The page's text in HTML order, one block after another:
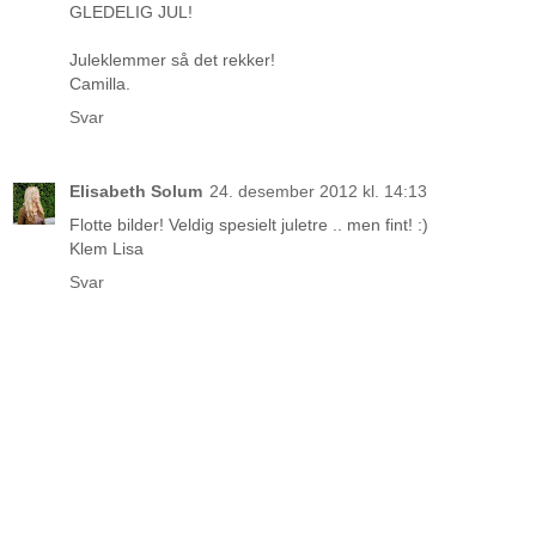
GLEDELIG JUL!
Juleklemmer så det rekker!
Camilla.
Svar
Elisabeth Solum 24. desember 2012 kl. 14:13
Flotte bilder! Veldig spesielt juletre .. men fint! :)
Klem Lisa
Svar